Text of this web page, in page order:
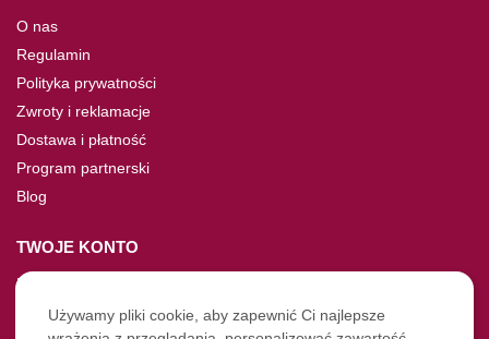
O nas
Regulamin
Polityka prywatności
Zwroty i reklamacje
Dostawa i płatność
Program partnerski
Blog
TWOJE KONTO
Moje konto
Nie pamiętasz hasła?
Używamy pliki cookie, aby zapewnić Ci najlepsze